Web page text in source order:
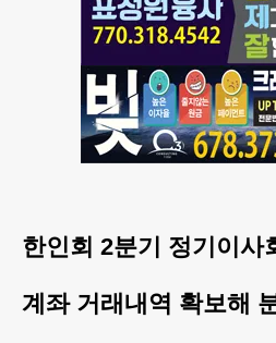
한인회 2분기 정기이사
계좌 거래내역 확보해